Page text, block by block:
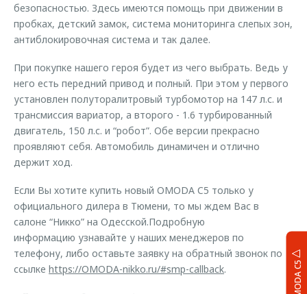
OMODA C5
безопасностью. Здесь имеются помощь при движении в
пробках, детский замок, система мониторинга слепых зон,
антиблокировочная система и так далее.
При покупке нашего героя будет из чего выбрать. Ведь у
него есть передний привод и полный. При этом у первого
установлен полуторалитровый турбомотор на 147 л.с. и
трансмиссия вариатор, а второго - 1.6 турбированный
двигатель, 150 л.с. и “робот”. Обе версии прекрасно
проявляют себя. Автомобиль динамичен и отлично
держит ход.
Если Вы хотите купить новый OMODA C5 только у
официального дилера в Тюмени, то мы ждем Вас в
салоне “Никко” на Одесской.Подробную
информацию узнавайте у наших менеджеров по
телефону, либо оставьте заявку на обратный звонок по
ссылке https://OMODA-nikko.ru/#smp-callback.